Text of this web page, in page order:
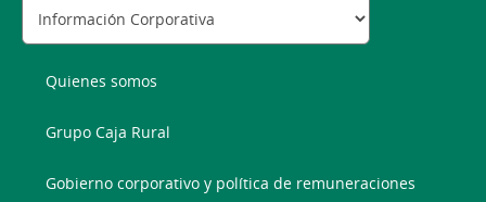
Quienes somos
Grupo Caja Rural
Gobierno corporativo y política de remuneraciones